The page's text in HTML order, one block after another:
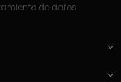
de datos